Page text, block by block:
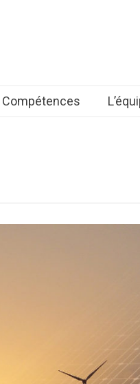
Compétences